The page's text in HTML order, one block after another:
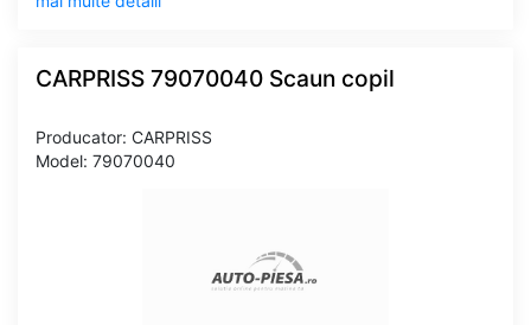
CARPRISS 79070040 Scaun copil
Producator: CARPRISS
Model: 79070040